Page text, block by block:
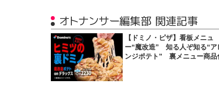
オトナンサー編集部 関連記事
【ドミノ・ピザ】看板メニュ
ー“魔改造” 知る人ぞ知る“ア
ンジポテト” 裏メニュー商品